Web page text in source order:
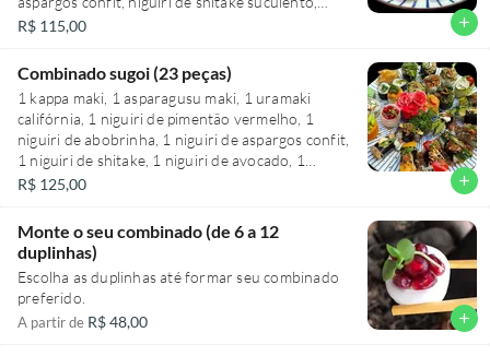
niguiri de avocado cremoso e o niguiri de nirá
tempurá, do niguiri de pimentão amarelo
adocicado, do acelgamaki com kiimchi picante e
do uramaki caponata. Delicie-se com o baterá de
cogumelos exóticos, o futomaki de berinjela
defumada, o niguiri de cogumelo eringui, e os
jyos de abobrinha, pepino com guacamole, alga
com shimeji, alga com wakame e a italiana. Uma
paladar.
R$ 115,00 add
Combinado sugoi (23 peças)
1 kappa maki, 1 asparagusu maki, 1 uramaki
califórnia, 1 niguiri de pimentão vermelho, 1
niguiri de abobrinha, 1 niguiri de aspargos confit,
1 niguiri de shitake, 1 niguiri de avocado, 1
niguiri de nirá, 1 uramaki tempurá, 1 niguiri de
1 futomaki de berinjela defumada, 1 baterá de
cogumelos, 1 uramaki caponata, 1 acelgamaki de
kiimchi, 1 jyo a italiana, 1 jyo de alga e wakame, 1
jyo de alga e shimeji, 1 jyo de pepino e guaca
mole, 1 jyo de abobrinha e pimentões confit, e 1
jyo de nabo e romã
R$ 125,00 add
Monte o seu combinado (de 6 a 12
duplinhas)
Escolha as duplinhas até formar seu combinado
preferido.
A partir de R$ 48,00 add